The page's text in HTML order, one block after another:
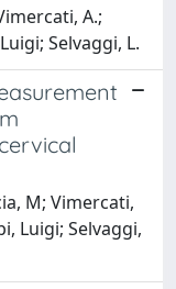
A.;
Selvaggi, L.
M; Vimercati,
Luigi; Selvaggi,